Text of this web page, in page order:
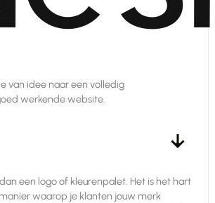
van idee naar een volledig
werkende website.
een logo of kleurenpalet. Het is het hart
waarop je klanten jouw merk